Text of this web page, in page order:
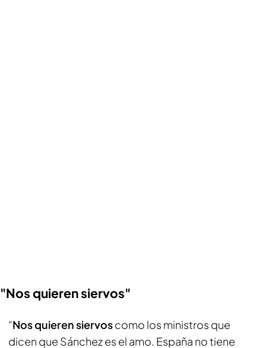
"Nos quieren siervos"
“Nos quieren siervoscomo los ministros que
dicen que Sánchez es el amo. España no tiene